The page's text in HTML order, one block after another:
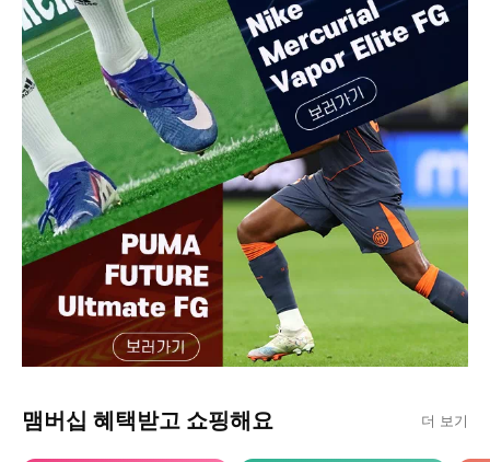
맴버십 혜택받고 쇼핑해요 더 보기